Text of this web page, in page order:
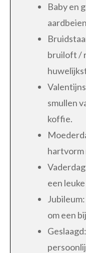
Baby en
bruiloft /
smullen
koffie.
hartvorm
een
om een